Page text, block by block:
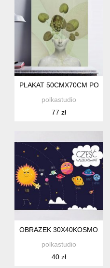
PLAKAT 50CMX70CM
polkastudio
77 zł
OBRAZEK 30X40KOSMOS
polkastudio
40 zł